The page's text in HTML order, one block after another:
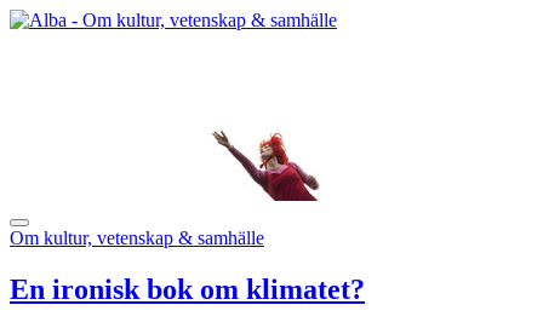
Om kultur, vetenskap & samhälle
En ironisk bok om klimatet?